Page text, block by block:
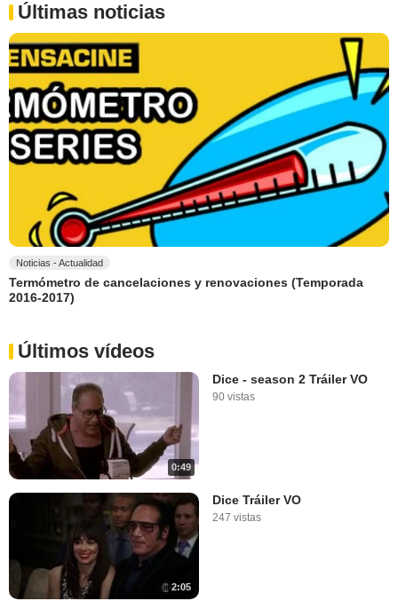
Últimas noticias
Noticias - Actualidad
Termómetro de cancelaciones y renovaciones (Temporada
2016-2017)
Últimos vídeos
0:49
Dice - season 2 Tráiler VO
90 vistas
2:05
Dice Tráiler VO
247 vistas